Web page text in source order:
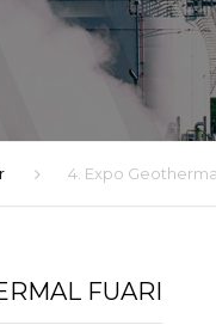
4. Expo
FUARI